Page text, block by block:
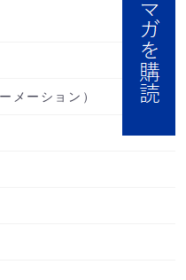
メーション）